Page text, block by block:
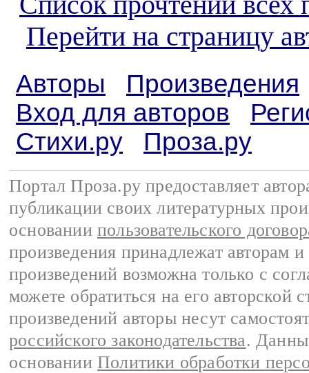
Перейти на страницу
Авторы
Произведения
Вход для авторов
Стихи.ру
Проза.ру
Портал Проза.ру предоставляет
публикации своих литературных
основании пользовательского
произведения принадлежат авторам
произведений возможна только с
можете обратиться на его авторской
произведений авторы несут
российского законодательства.
основании Политики обработки